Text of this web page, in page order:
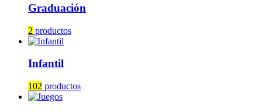
Graduación
2 productos
Infantil
102 productos